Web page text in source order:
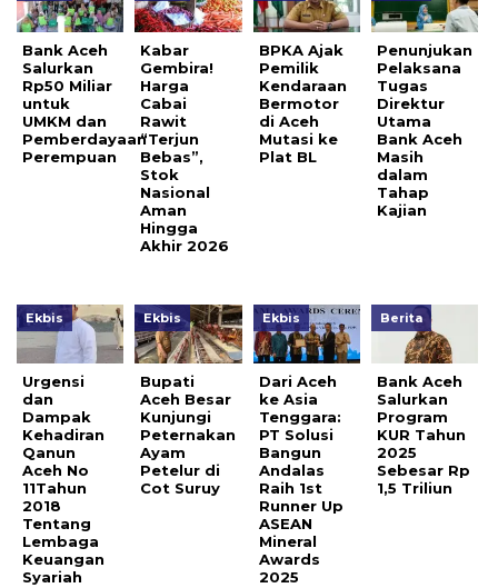
Bank Aceh
Salurkan
Rp50 Miliar
untuk
UMKM dan
Pemberdayaan
Perempuan
Kabar
Gembira!
Harga
Cabai
Rawit
“Terjun
Bebas”,
Stok
Nasional
Aman
Hingga
Akhir 2026
BPKA Ajak
Pemilik
Kendaraan
Bermotor
di Aceh
Mutasi ke
Plat BL
Penunjukan
Pelaksana
Tugas
Direktur
Utama
Bank Aceh
Masih
dalam
Tahap
Kajian
Ekbis
Urgensi
dan
Dampak
Kehadiran
Qanun
Aceh No
11Tahun
2018
Tentang
Lembaga
Keuangan
Syariah
Ekbis
Bupati
Aceh Besar
Kunjungi
Peternakan
Ayam
Petelur di
Cot Suruy
Ekbis
Dari Aceh
ke Asia
Tenggara:
PT Solusi
Bangun
Andalas
Raih 1st
Runner Up
ASEAN
Mineral
Awards
2025
Berita
Bank Aceh
Salurkan
Program
KUR Tahun
2025
Sebesar Rp
1,5 Triliun